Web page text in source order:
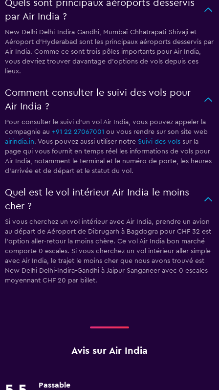
Quels sont principaux aéroports desservis
par Air India ?
New Delhi Delhi-Indira-Gandhi, Mumbaï-Chhatrapati-Shivaji et
Aéroport d'Hyderabad sont les principaux aéroports desservis par
Air India. Comme ce sont trois pôles importants pour Air India,
vous devriez trouver davantage d'options de vols depuis ces
lieux.
Comment consulter le suivi des vols pour
Air India ?
Pour consulter le suivi d'un vol Air India, vous pouvez appeler la
compagnie au +91 22 27067001 ou vous rendre sur son site web
airindia.in. Vous pouvez aussi utiliser notre Suivi des vols sur la
page qui vous fournit en temps réel les informations de vols pour
Air India, notamment le terminal et le numéro de porte, les heures
d'arrivée et de départ et le statut du vol.
Quel est le vol intérieur Air India le moins
cher ?
Si vous cherchez un vol intérieur avec Air India, prendre un avion
au départ de Aéroport de Dibrugarh à Bagdogra pour CHF 32 est
l'option aller-retour la moins chère. Ce vol Air India bon marché
comporte 0 escales. Si vous cherchez un vol intérieur aller simple
avec Air India, le trajet le moins cher que nous avons trouvé est
New Delhi Delhi-Indira-Gandhi à Jaipur Sanganeer avec 0 escales
moyennant CHF 20 par billet.
Avis sur Air India
Passable